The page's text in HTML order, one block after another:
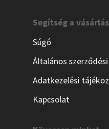
Segítség a
Súgó
Általános
Adatkezelési
Kapcsolat